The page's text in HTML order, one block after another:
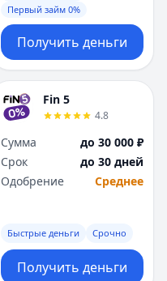
Первый займ 0%
Получить деньги
Fin 5
4.8
Сумма
до 30 000 ₽
Срок
до 30 дней
Одобрение
Среднее
Быстрые деньги Срочно
Получить деньги